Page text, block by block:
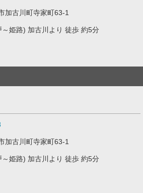
加古川町寺家町63-1
姫路) 加古川より 徒歩 約5分
加古川町寺家町63-1
姫路) 加古川より 徒歩 約5分